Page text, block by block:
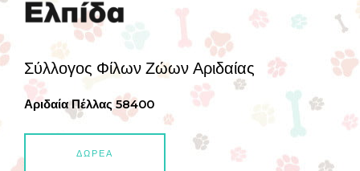
Σύλλογος Φίλων Ζώων Αριδαίας
Αριδαία Πέλλας 58400
ΔΩΡΕΑ